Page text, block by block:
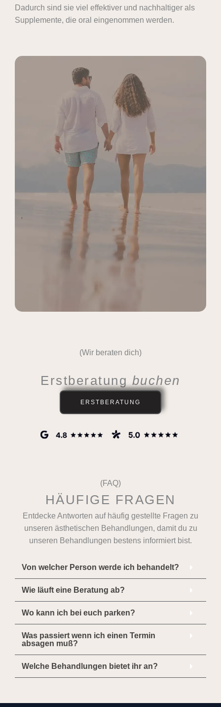
Dadurch sind sie viel effektiver und nachhaltiger als
Supplemente, die oral eingenommen werden.
(Wir beraten dich)
Erstberatung buchen
ERSTBERATUNG
(FAQ)
HÄUFIGE FRAGEN
Entdecke Antworten auf häufig gestellte Fragen zu
unseren ästhetischen Behandlungen, damit du zu
unseren Behandlungen bestens informiert bist.
Von welcher Person werde ich behandelt?
Wie läuft eine Beratung ab?
Wo kann ich bei euch parken?
Was passiert wenn ich einen Termin
absagen muß?
Welche Behandlungen bietet ihr an?